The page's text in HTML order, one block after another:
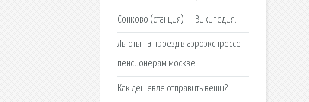
Сонково (станция) — Википедия.
Льготы на проезд в аэроэкспрессе
пенсионерам москве.
Как дешевле отправить вещи?